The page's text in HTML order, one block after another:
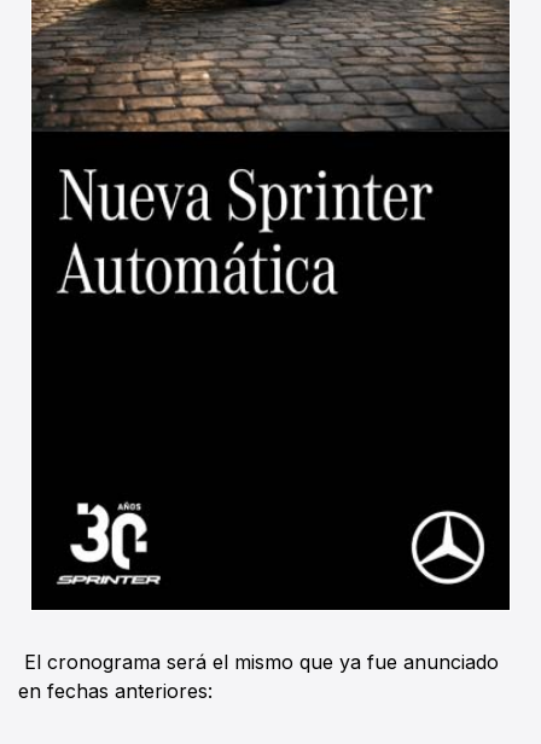
El cronograma será el mismo que ya fue anunciado
en fechas anteriores: